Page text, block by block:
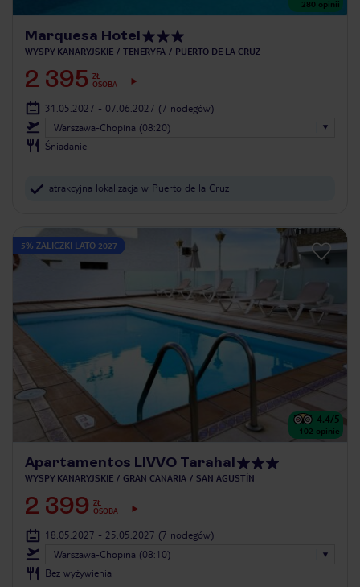
280 opinii
Marquesa Hotel
WYSPY KANARYJSKIE TENERYFA PUERTO DE LA CRUZ
2 395 ZŁ
OSOBA
31.05.2027 - 07.06.2027 (7 noclegów)
Warszawa-Chopina (08:20)
Śniadanie
atrakcyjna lokalizacja w Puerto de la Cruz
5% ZALICZKI LATO 2027
4.4/5
102 opinie
Apartamentos LIVVO Tarahal
WYSPY KANARYJSKIE GRAN CANARIA SAN AGUSTÍN
2 399 ZŁ
OSOBA
18.05.2027 - 25.05.2027 (7 noclegów)
Warszawa-Chopina (08:10)
Bez wyżywienia